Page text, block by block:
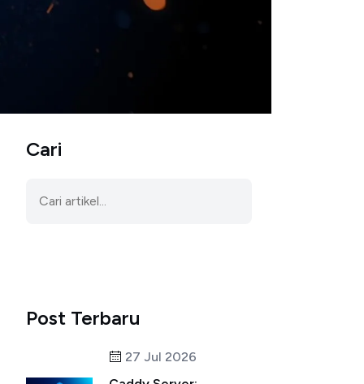
Cari
Post Terbaru
27 Jul 2026